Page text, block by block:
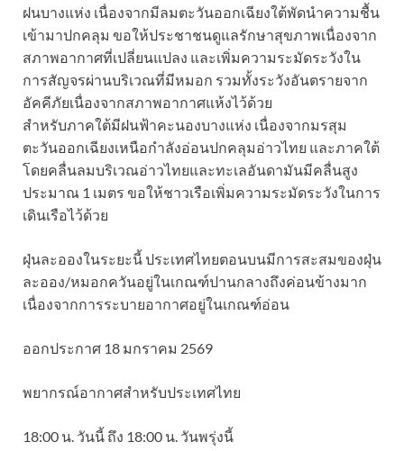
ฝนบางแห่ง เนื่องจากมีลมตะวันออกเฉียงใต้พัดนำความชื้น
เข้ามาปกคลุม ขอให้ประชาชนดูแลรักษาสุขภาพเนื่องจาก
สภาพอากาศที่เปลี่ยนแปลง และเพิ่มความระมัดระวังใน
การสัญจรผ่านบริเวณที่มีหมอก รวมทั้งระวังอันตรายจาก
อัคคีภัยเนื่องจากสภาพอากาศแห้งไว้ด้วย
สำหรับภาคใต้มีฝนฟ้าคะนองบางแห่ง เนื่องจากมรสุม
ตะวันออกเฉียงเหนือกำลังอ่อนปกคลุมอ่าวไทย และภาคใต้
โดยคลื่นลมบริเวณอ่าวไทยและทะเลอันดามันมีคลื่นสูง
ประมาณ 1 เมตร ขอให้ชาวเรือเพิ่มความระมัดระวังในการ
เดินเรือไว้ด้วย
ฝุ่นละอองในระยะนี้ ประเทศไทยตอนบนมีการสะสมของฝุ่น
ละออง/หมอกควันอยู่ในเกณฑ์ปานกลางถึงค่อนข้างมาก
เนื่องจากการระบายอากาศอยู่ในเกณฑ์อ่อน
ออกประกาศ 18 มกราคม 2569
พยากรณ์อากาศสำหรับประเทศไทย
18:00 น. วันนี้ ถึง 18:00 น. วันพรุ่งนี้